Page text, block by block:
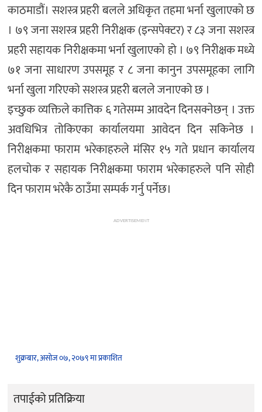
काठमाडौं। सशस्त्र प्रहरी बलले अधिकृत तहमा भर्ना खुलाएको छ
। ७९ जना सशस्त्र प्रहरी निरीक्षक (इन्सपेक्टर) र ८३ जना सशस्त्र
प्रहरी सहायक निरीक्षकमा भर्ना खुलाएको हो । ७९ निरीक्षक मध्ये
७१ जना साधारण उपसमूह र ८ जना कानुन उपसमूहका लागि
भर्ना खुला गरिएको सशस्त्र प्रहरी बलले जनाएको छ ।
इच्छुक व्यक्तिले कात्तिक ६ गतेसम्म आवदेन दिनसक्नेछन् । उक्त
अवधिभित्र तोकिएका कार्यालयमा आवेदन दिन सकिनेछ ।
निरीक्षकमा फाराम भरेकाहरुले मंसिर १५ गते प्रधान कार्यालय
हलचोक र सहायक निरीक्षकमा फाराम भरेकाहरुले पनि सोही
दिन फाराम भरेकै ठाउँमा सम्पर्क गर्नु पर्नेछ।
ADVERTISEMENT
शुक्रबार, असोज ०७, २०७९ मा प्रकाशित
तपाईको प्रतिक्रिया